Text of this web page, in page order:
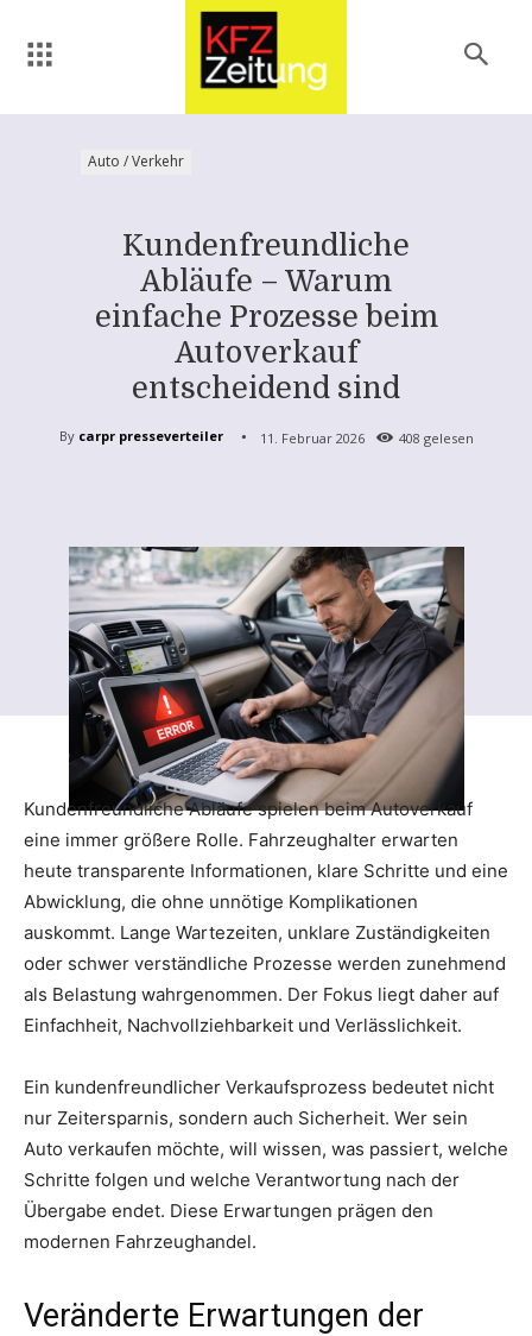
Auto / Verkehr
Kundenfreundliche
Abläufe – Warum
einfache Prozesse beim
Autoverkauf
entscheidend sind
By carpr presseverteiler 11. Februar 2026 408 gelesen
Kundenfreundliche Abläufe spielen beim Autoverkauf
eine immer größere Rolle. Fahrzeughalter erwarten
heute transparente Informationen, klare Schritte und eine
Abwicklung, die ohne unnötige Komplikationen
auskommt. Lange Wartezeiten, unklare Zuständigkeiten
oder schwer verständliche Prozesse werden zunehmend
als Belastung wahrgenommen. Der Fokus liegt daher auf
Einfachheit, Nachvollziehbarkeit und Verlässlichkeit.
Ein kundenfreundlicher Verkaufsprozess bedeutet nicht
nur Zeitersparnis, sondern auch Sicherheit. Wer sein
Auto verkaufen möchte, will wissen, was passiert, welche
Schritte folgen und welche Verantwortung nach der
Übergabe endet. Diese Erwartungen prägen den
modernen Fahrzeughandel.
Veränderte Erwartungen der